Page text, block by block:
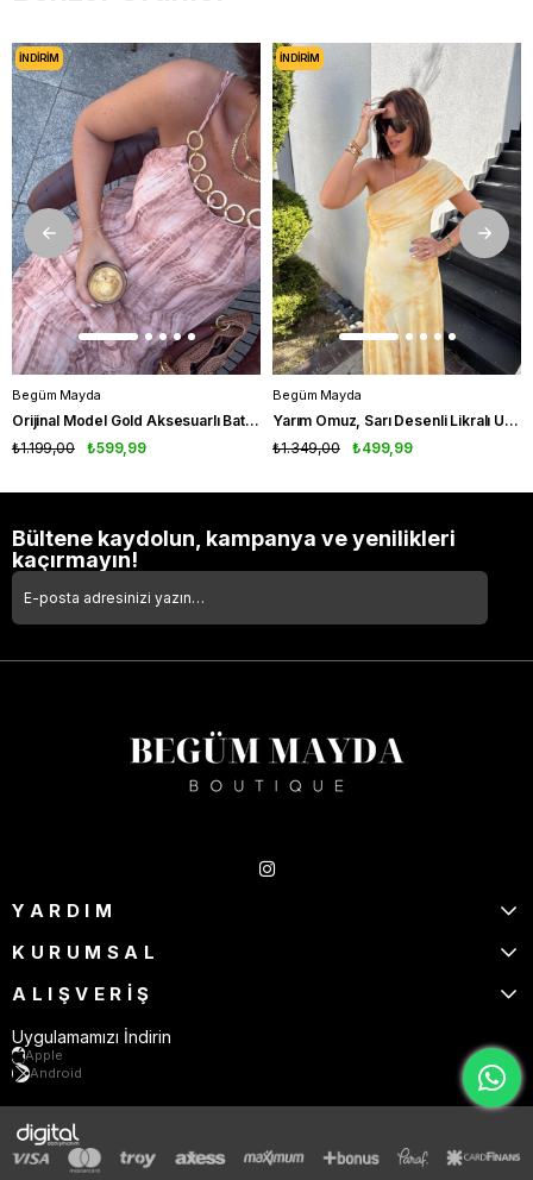
Begüm Mayda
Orijinal Model Gold Aksesuarlı Batik Desenli Elbise
₺599,99
₺1.199,00
İNDIRIM
Begüm Mayda
Yarım Omuz, Sarı Desenli Likralı Uzun Elbise
₺499,99
₺1.349,00
İNDIRIM
Bültene kaydolun, kampanya ve yenilikleri
kaçırmayın!
YARDIM
KURUMSAL
ALIŞVERİŞ
Uygulamamızı İndirin
Apple
Android